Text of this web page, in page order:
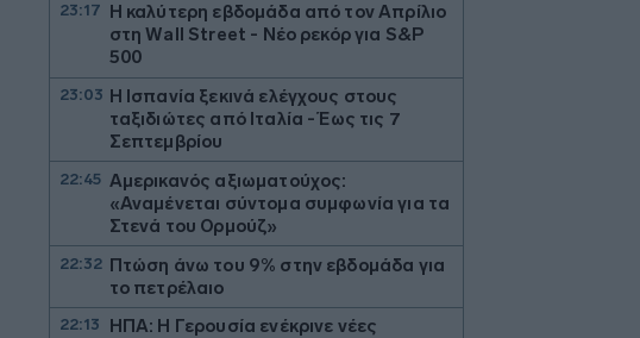
23:17 Η καλύτερη εβδομάδα από τον Απρίλιο
στη Wall Street - Νέο ρεκόρ για S&P
500
23:03 Η Ισπανία ξεκινά ελέγχους στους
ταξιδιώτες από Ιταλία - Έως τις 7
Σεπτεμβρίου
22:45 Αμερικανός αξιωματούχος:
«Αναμένεται σύντομα συμφωνία για τα
Στενά του Ορμούζ»
22:32 Πτώση άνω του 9% στην εβδομάδα για
το πετρέλαιο
22:13
ΗΠΑ: Η Γερουσία ενέκρινε νέες